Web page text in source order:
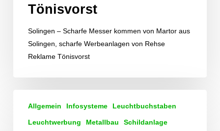
ReklameTönisvorst
Solingen – Scharfe Messer kommen von Martor aus
Solingen, scharfe Werbeanlagen von Rehse
Reklame Tönisvorst
neuen
Allgemein Infosysteme Leuchtbuchstaben
Leuchtwerbung Metallbau Schildanlage